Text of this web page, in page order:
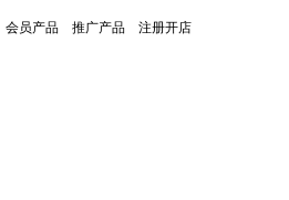
会员产品 推广产品 注册开店